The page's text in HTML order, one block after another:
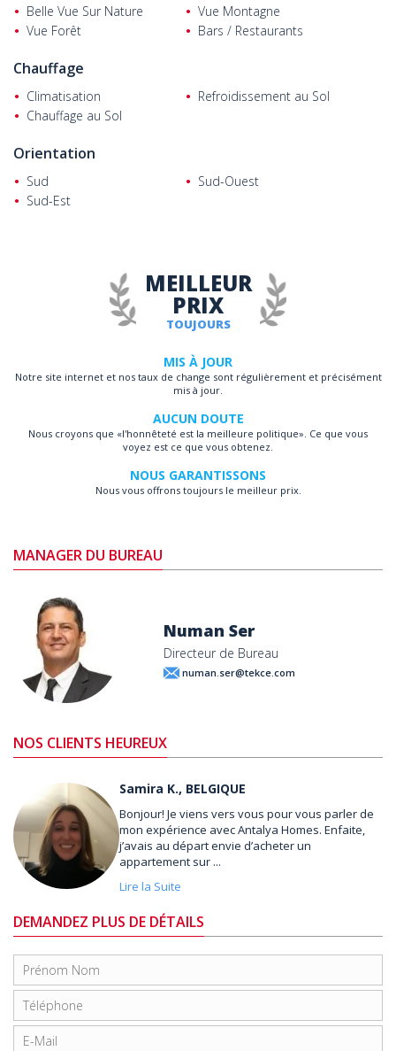
Belle Vue Sur Nature
Vue Montagne
Vue Forêt
Bars / Restaurants
Chauffage
Climatisation
Refroidissement au Sol
Chauffage au Sol
Orientation
Sud
Sud-Ouest
Sud-Est
TOUJOURS
MEILLEUR
PRIX
MIS À JOUR
Notre site internet et nos taux de change sont régulièrement et précisément
mis à jour.
AUCUN DOUTE
Nous croyons que «l'honnêteté est la meilleure politique». Ce que vous
voyez est ce que vous obtenez.
NOUS GARANTISSONS
Nous vous offrons toujours le meilleur prix.
MANAGER DU BUREAU
Numan Ser
Directeur de Bureau
numan.ser@tekce.com
NOS CLIENTS HEUREUX
Samira K., BELGIQUE
Bonjour! Je viens vers vous pour vous parler de
mon expérience avec Antalya Homes. Enfaite,
j’avais au départ envie d’acheter un
appartement sur ...
Lire la Suite
DEMANDEZ PLUS DE DÉTAILS